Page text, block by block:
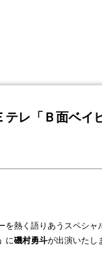
レ「Ｂ面ベイ
を熱く語りあうスペシャ
に磯村勇斗が出演いたし